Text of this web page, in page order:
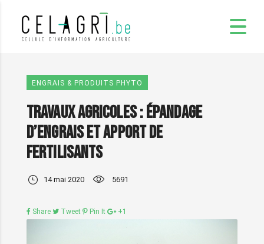
ENGRAIS & PRODUITS PHYTO
Travaux agricoles : épandage
d’engrais et apport de
fertilisants
14 mai 2020 5691
Share Tweet Pin It +1